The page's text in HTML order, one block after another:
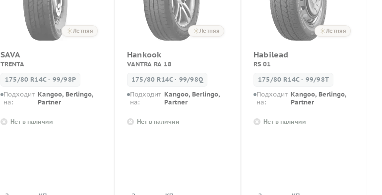
Летняя
SAVA
TRENTA
175/80 R14C · 99/98P
Подходит
на:
Kangoo, Berlingo,
Partner
Нет в наличии
Летняя
Hankook
VANTRA RA 18
175/80 R14C · 99/98Q
Подходит
на:
Kangoo, Berlingo,
Partner
Нет в наличии
Летняя
Habilead
RS 01
175/80 R14C · 99/98T
Подходит
на:
Kangoo, Berlingo,
Partner
Нет в наличии